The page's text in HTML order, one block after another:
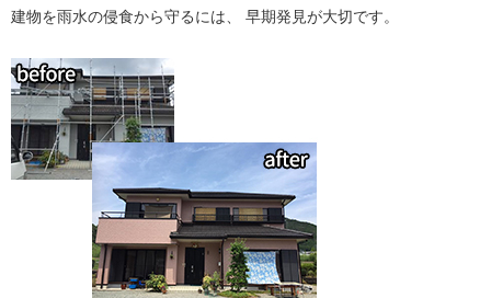
建物を雨水の侵食から守るには、 早期発見が大切です。